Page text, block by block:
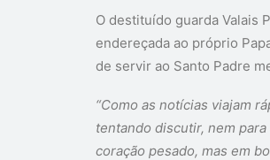
O destituído guarda Valais
endereçada ao próprio
de servir ao Santo Padre
“Como as notícias viajam
tentando discutir, nem
coração pesado, mas em